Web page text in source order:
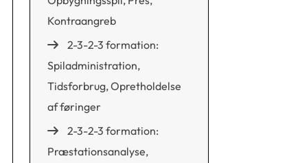
Kontraangreb
2-3-2-3 formation:
Spiladministration,
Tidsforbrug, Opretholdelse
af føringer
2-3-2-3 formation:
Præstationsanalyse,